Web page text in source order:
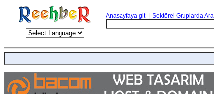
Anasayfaya git| Sektörel Gruplarda Ara